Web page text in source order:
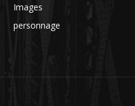
Images
personnage